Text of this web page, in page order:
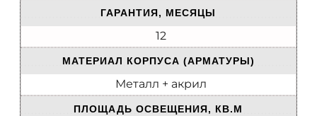
ГАРАНТИЯ, МЕСЯЦЫ
12
МАТЕРИАЛ КОРПУСА (АРМАТУРЫ)
Металл + акрил
ПЛОЩАДЬ ОСВЕЩЕНИЯ, КВ.М